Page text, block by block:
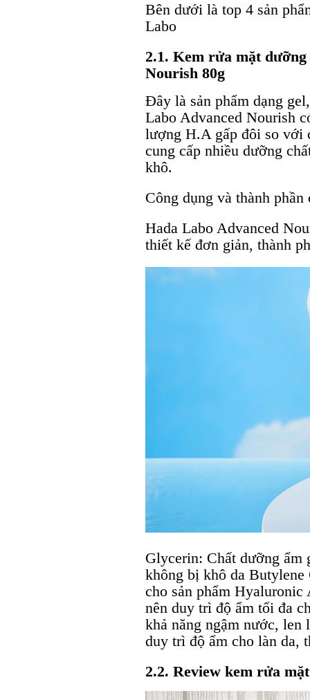
Bên dưới là top 4 sản
Labo
2.1. Kem rửa mặt
Nourish 80g
Đây là sản phẩm dạng
Labo Advanced Nourish
lượng H.A gấp đôi so với
cung cấp nhiều dưỡng
khô.
Công dụng và thành phần
Hada Labo Advanced
thiết kế đơn giản, thành
Glycerin: Chất dưỡng ẩm
không bị khô da
cho sản phẩm
nên duy trì độ ẩm tối đa
khả năng ngậm nước, len
duy trì độ ẩm cho làn da,
2.2. Review kem rửa